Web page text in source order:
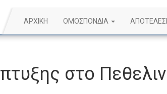
ΑΡΧΙΚΗ ΟΜΟΣΠΟΝΔΙΑ
στο